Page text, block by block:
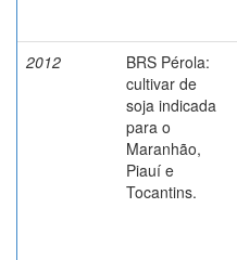
2012
BRS Pérola:
cultivar de
soja indicada
para o
Maranhão,
Piauí e
Tocantins.